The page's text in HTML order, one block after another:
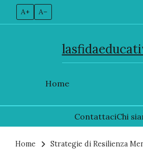
A+ A–
Home
ContattaciChi
Home
Strategie di Resilienza